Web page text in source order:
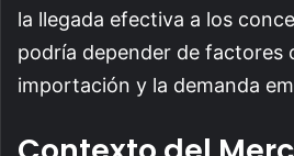
la llegada efectiva a los
podría depender de factores
importación y la demanda